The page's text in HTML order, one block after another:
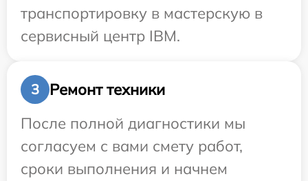
транспортировку в мастерскую в
сервисный центр IBM.
3
Ремонт техники
После полной диагностики мы
согласуем с вами смету работ,
сроки выполнения и начнем